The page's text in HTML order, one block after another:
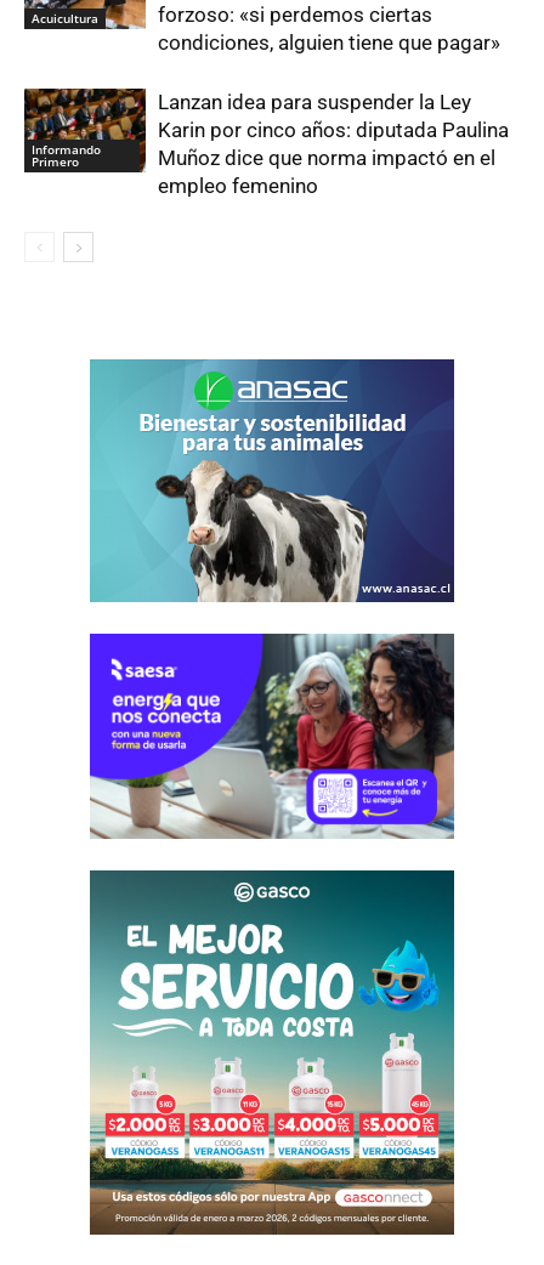
Acuicultura
forzoso: «si perdemos ciertas
condiciones, alguien tiene que pagar»
Informando
Primero
Lanzan idea para suspender la Ley
Karin por cinco años: diputada Paulina
Muñoz dice que norma impactó en el
empleo femenino